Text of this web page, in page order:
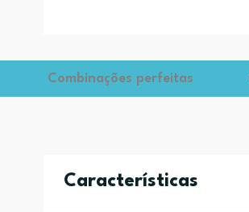
Combinações perfeitas
Características